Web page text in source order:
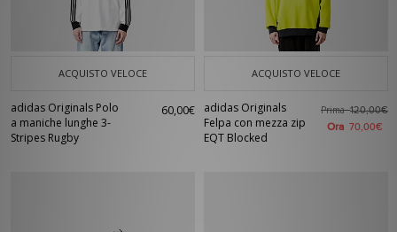
ACQUISTO VELOCE
adidas Originals Polo
a maniche lunghe 3-
Stripes Rugby
60,00€
ACQUISTO VELOCE
adidas Originals
Felpa con mezza zip
EQT Blocked
Prima120,00€
Ora 70,00€